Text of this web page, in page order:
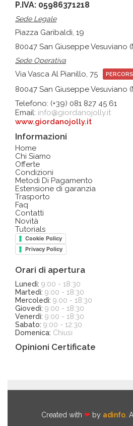
P.IVA: 05986371218
Sede Legale
Piazza Garibaldi, 19
80047 San Giuseppe Vesuviano
Sede Operativa
Via Vasca Al Pianillo, 75
80047 San Giuseppe Vesuviano
Telefono: (+39) 081 827 45 61
Email: info@giordanojolly.it
www.giordanojolly.it
Informazioni
Home
Chi Siamo
Offerte
Condizioni
Metodi Di Pagamento
Estensione di garanzia
Trasporto
Faq
Contatti
Novità
Tutorials
Cookie Policy
Privacy Policy
Orari di apertura
Lunedì: 9:00 - 18:30
Martedì: 9:00 - 18:30
Mercoledì: 9:00 - 18:30
Giovedì: 9:00 - 18:30
Venerdì: 9:00 - 18:30
Sabato: 9:00 - 12:30
Domenica: Chiusi
Opinioni Certificate
Created with ❤ by adinfo.